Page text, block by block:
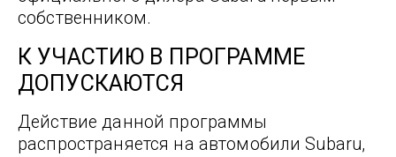
собственником.
К УЧАСТИЮ В ПРОГРАММЕ
ДОПУСКАЮТСЯ
Действие данной программы
распространяется на автомобили Subaru,